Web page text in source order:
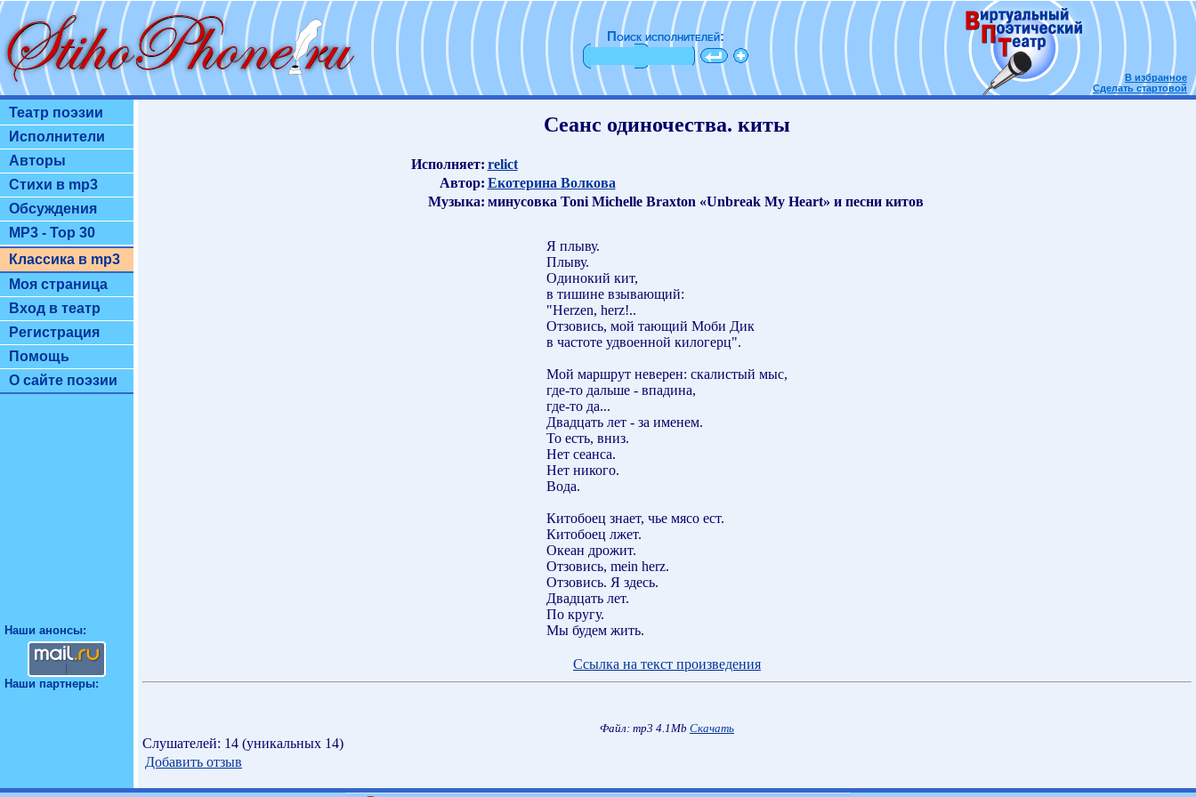
Поиск исполнителей:
В избранное
Сделать стартовой
Театр поэзии
Исполнители
Авторы
Стихи в mp3
Обсуждения
MP3 - Top 30
Классика в mp3
Моя страница
Вход в театр
Регистрация
Помощь
О сайте поэзии
Наши анонсы:
Наши партнеры:
Сеанс одиночества. киты
Исполняет: relict
Автор: Екотерина Волкова
Музыка: минусовка Toni Michelle Braxton «Unbreak My Heart» и песни китов
Я плыву.
Плыву.
Одинокий кит,
в тишине взывающий:
"Herzen, herz!..
Отзовись, мой тающий Моби Дик
в частоте удвоенной килогерц".
Мой маршрут неверен: скалистый мыс,
где-то дальше - впадина,
где-то да...
Двадцать лет - за именем.
То есть, вниз.
Нет сеанса.
Нет никого.
Вода.
Китобоец знает, чье мясо ест.
Китобоец лжет.
Океан дрожит.
Отзовись, mein herz.
Отзовись. Я здесь.
Двадцать лет.
По кругу.
Мы будем жить.
Ссылка на текст произведения
Файл: mp3 4.1Mb Скачать
Слушателей: 14 (уникальных 14)
Добавить отзыв